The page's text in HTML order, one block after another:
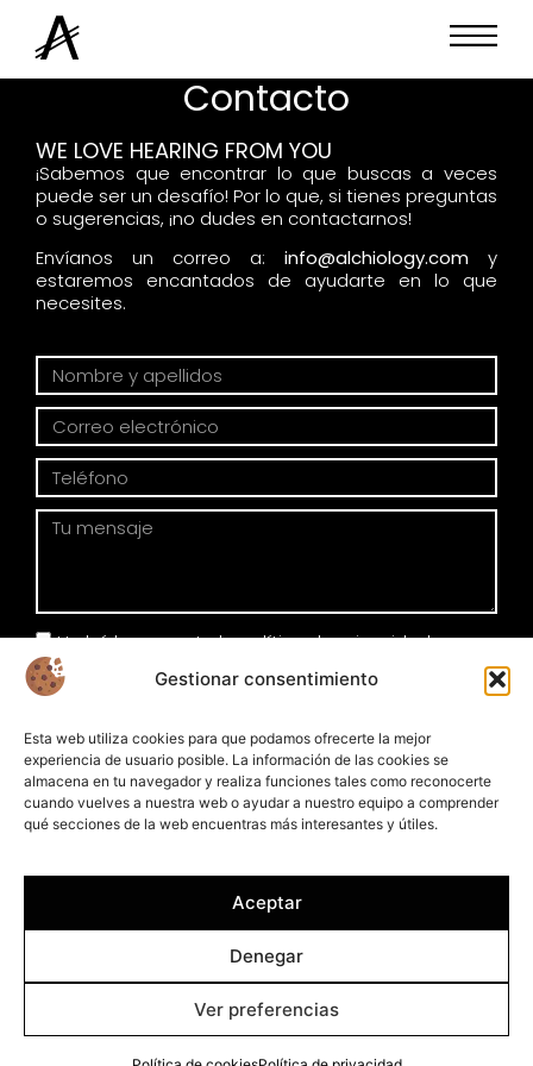
Gestionar consentimiento
Esta web utiliza cookies para que podamos ofrecerte la mejor
experiencia de usuario posible. La información de las cookies se
almacena en tu navegador y realiza funciones tales como reconocerte
cuando vuelves a nuestra web o ayudar a nuestro equipo a comprender
qué secciones de la web encuentras más interesantes y útiles.
Aceptar
Denegar
Ver preferencias
Contacto
WE LOVE HEARING FROM YOU
¡Sabemos que encontrar lo que buscas a veces
puede ser un desafío! Por lo que, si tienes preguntas
o sugerencias, ¡no dudes en contactarnos!
Envíanos un correo a: info@alchiology.com
y
estaremos encantados de ayudarte en lo que
necesites.
He leído y acepto la política de privacidad
Enviar
© 2026 - Plameca S. A. Todos los derechos reservados.